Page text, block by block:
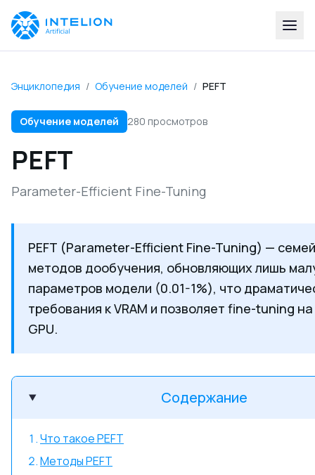
Энциклопедия / Обучение моделей / PEFT
Обучение моделей 280 просмотров
PEFT
Parameter-Efficient Fine-Tuning
PEFT (Parameter-Efficient Fine-Tuning) —
методов дообучения, обновляющих лишь
параметров модели (0.01-1%), что
требования к VRAM и позволяет fine-tuning
GPU.
Содержание
Что такое PEFT
Методы PEFT